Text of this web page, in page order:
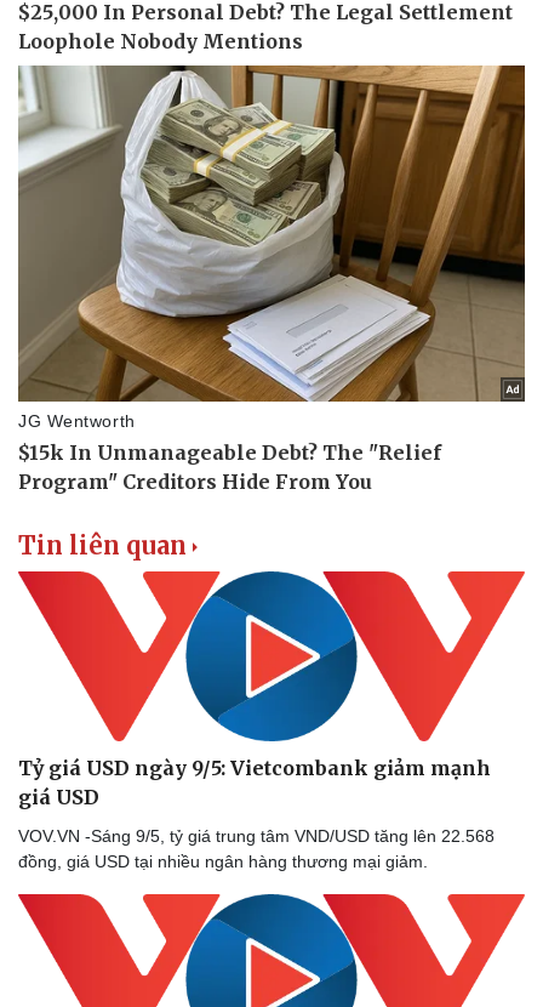
Thể thao
Bóng đá
Lịch thi đấu bóng đá
Thế giới thể thao
eSports
Hậu trường
Ô tô - Xe máy
Ô tô
Xe máy
Tư vấn
Tin liên quan
Tỷ giá USD ngày 9/5: Vietcombank giảm mạnh
giá USD
VOV.VN -Sáng 9/5, tỷ giá trung tâm VND/USD tăng lên 22.568
đồng, giá USD tại nhiều ngân hàng thương mại giảm.